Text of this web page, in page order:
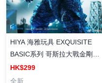
HIYA 海雅玩具 EXQUISITE
BASIC系列 哥斯拉大戰金剛2
帝國崛起 爆能哥斯拉 成品可
動人偶 可動手辦
HK$299
全新